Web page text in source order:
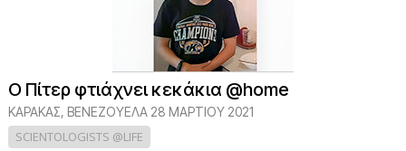
Ο Πίτερ φτιάχνει κεκάκια @home
ΚΑΡΑΚΑΣ, ΒΕΝΕΖΟΥΕΛΑ 28 ΜΑΡΤΙΟΥ 2021
SCIENTOLOGISTS @LIFE